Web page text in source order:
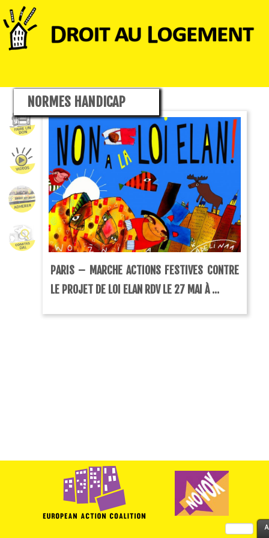
NORMES HANDICAP
PARIS – MARCHE ACTIONS FESTIVES CONTRE
LE PROJET DE LOI ELAN RDV LE 27 MAI À ...
Rechercher :